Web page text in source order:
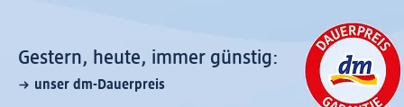
Gestern, heute, immer günstig:
unser dm-Dauerpreis